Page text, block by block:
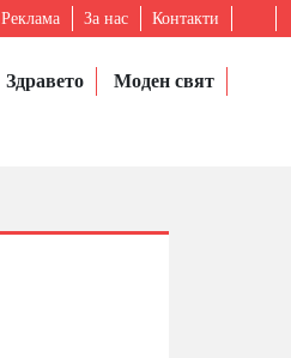
Реклама За нас Контакти
Здравето
Моден свят